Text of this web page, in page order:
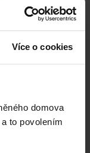
Více o cookies
domova
to povolením
9 893 m(12 min)
2 119 m(6 min)